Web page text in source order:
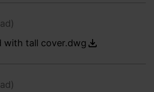
with tall cover.dwg